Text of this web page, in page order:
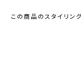
この商品のスタイリン